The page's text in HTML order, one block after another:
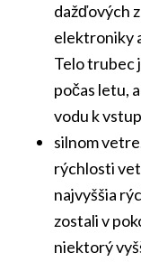
dažďových
elektroniky
Telo trubec
počas letu,
vodu k
silnom
rýchlosti
najvyššia
zostali v
niektorý